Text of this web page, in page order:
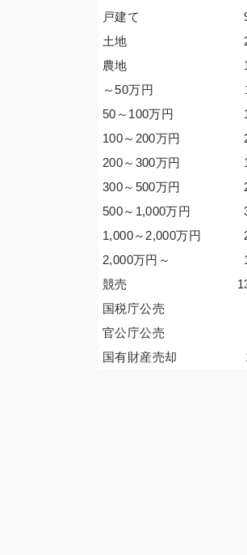
戸建て
土地
農地
～50万円
50～100万円
100～200万円
200～300万円
300～500万円
500～1,000万円
1,000～2,000万円
2,000万円 ～
競売
国税庁公売
官公庁公売
国有財産売却